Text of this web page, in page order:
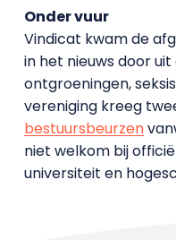
Onder vuur
Vindicat kwam de
in het nieuws door
ontgroeningen,
vereniging kreeg
bestuursbeurzen
niet welkom bij
universiteit en